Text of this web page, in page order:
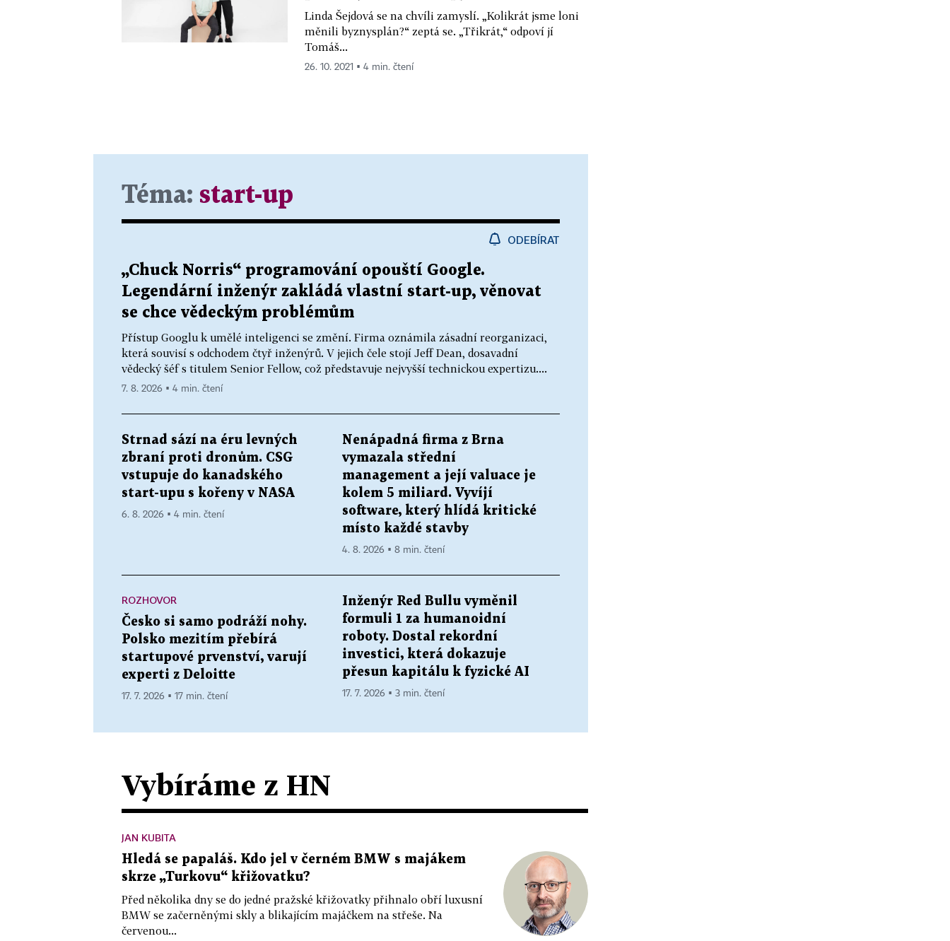
Linda Šejdová se na chvíli zamyslí. „Kolikrát jsme loni
měnili byznysplán?“ zeptá se. „Třikrát,“ odpoví jí
Tomáš...
26. 10. 2021 ▪ 4 min. čtení
Téma: start-up
ODEBÍRAT
„Chuck Norris“ programování opouští Google.
Legendární inženýr zakládá vlastní start-up, věnovat
se chce vědeckým problémům
Přístup Googlu k umělé inteligenci se změní. Firma oznámila zásadní reorganizaci,
která souvisí s odchodem čtyř inženýrů. V jejich čele stojí Jeff Dean, dosavadní
vědecký šéf s titulem Senior Fellow, což představuje nejvyšší technickou expertizu....
7. 8. 2026 ▪ 4 min. čtení
Strnad sází na éru levných
zbraní proti dronům. CSG
vstupuje do kanadského
start-upu s kořeny v NASA
6. 8. 2026 ▪ 4 min. čtení
Nenápadná firma z Brna
vymazala střední
management a její valuace je
kolem 5 miliard. Vyvíjí
software, který hlídá kritické
místo každé stavby
4. 8. 2026 ▪ 8 min. čtení
ROZHOVOR
Česko si samo podráží nohy.
Polsko mezitím přebírá
startupové prvenství, varují
experti z Deloitte
17. 7. 2026 ▪ 17 min. čtení
Inženýr Red Bullu vyměnil
formuli 1 za humanoidní
roboty. Dostal rekordní
investici, která dokazuje
přesun kapitálu k fyzické AI
17. 7. 2026 ▪ 3 min. čtení
Vybíráme z HN
JAN KUBITA
Hledá se papaláš. Kdo jel v černém BMW s majákem
skrze „Turkovu“ křižovatku?
Před několika dny se do jedné pražské křižovatky přihnalo obří luxusní
BMW se začerněnými skly a blikajícím majáčkem na střeše. Na
červenou...